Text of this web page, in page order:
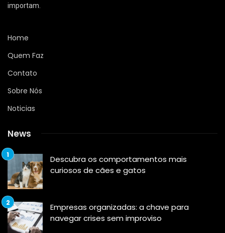
importam.
Home
Quem Faz
Contato
Sobre Nós
Noticias
News
Descubra os comportamentos mais
curiosos de cães e gatos
Empresas organizadas: a chave para
navegar crises sem improviso